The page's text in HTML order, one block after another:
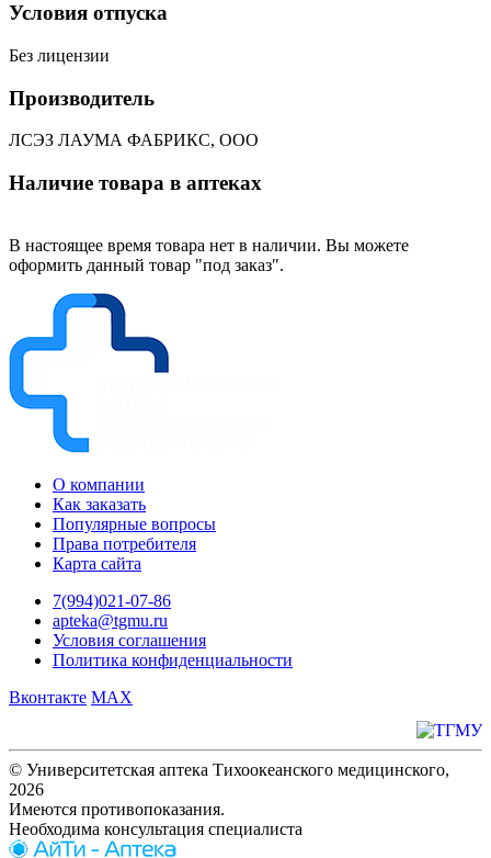
Условия отпуска
Без лицензии
Производитель
ЛСЭЗ ЛАУМА ФАБРИКС, ООО
Наличие товара в аптеках
В настоящее время товара нет в наличии. Вы можете
оформить данный товар "под заказ".
О компании
Как заказать
Популярные вопросы
Права потребителя
Карта сайта
7(994)021-07-86
apteka@tgmu.ru
Условия соглашения
Политика конфиденциальности
Вконтакте MAX
© Университетская аптека Тихоокеанского медицинского,
2026
Имеются противопоказания.
Необходима консультация специалиста